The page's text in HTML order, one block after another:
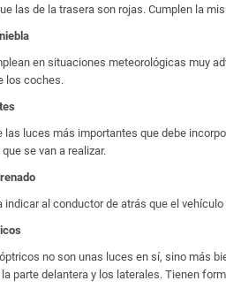
las de la trasera son rojas. Cumplen la
en situaciones meteorológicas muy
los coches.
las luces más importantes que debe
se van a realizar.
indicar al conductor de atrás que el
no son unas luces en sí, sino más
parte delantera y los laterales. Tienen